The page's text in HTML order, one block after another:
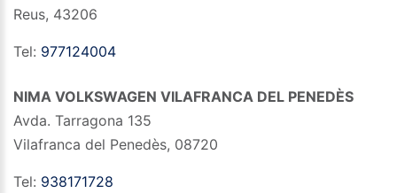
Reus, 43206
Tel: 977124004
NIMA VOLKSWAGEN VILAFRANCA DEL PENEDÈS
Avda. Tarragona 135
Vilafranca del Penedès, 08720
Tel: 938171728